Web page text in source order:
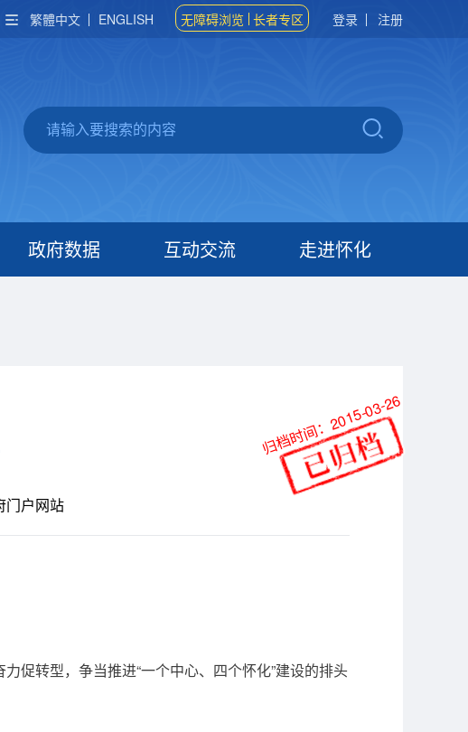
繁體中文 ENGLISH 无障碍浏览 长者专区 登录 注册
政府数据 互动交流 走进怀化
门户网站
促转型，争当推进“一个中心、四个怀化”建设的排头
归档时间：2015-03-26